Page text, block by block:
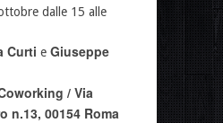
dalle 15 alle
Curti e Giuseppe
/ Via
n.13, 00154 Roma